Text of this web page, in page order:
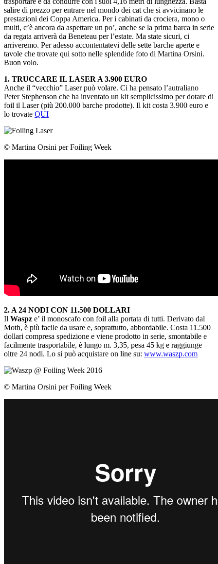
salire di prezzo per entrare nel mondo dei cat che si avvicinano le
prestazioni dei Coppa America. Per i cabinati da crociera, mono o
multi, c’è ancora da aspettare un po’, anche se la prima barca in serie
da regata arriverà da Beneteau per l’estate. Ma state sicuri, ci
arriveremo. Per adesso accontentatevi delle sette barche aperte e
tavole che trovate qui sotto nelle splendide foto di Martina Orsini.
Buon volo.
1. TRUCCARE IL LASER A 3.900 EURO
Anche il “vecchio” Laser può volare. Ci ha pensato l’autraliano
Peter Stephenson che ha inventato un kit semplicissimo per dotare di
foil il Laser (più 200.000 barche prodotte). Il kit costa 3.900 euro e
lo trovate QUI
© Martina Orsini per Foiling Week
2. A 24 NODI CON 11.500 DOLLARI
Il Waspz e’ il monoscafo con foil alla portata di tutti. Derivato dal
Moth, è più facile da usare e, soprattutto, abbordabile. Costa 11.500
dollari compresa spedizione e viene prodotto in serie, smontabile e
facilmente trasportabile, è lungo m. 3,35, pesa 45 kg e raggiunge
oltre 24 nodi. Lo si può acquistare on line su: www.waszp.com
© Martina Orsini per Foiling Week